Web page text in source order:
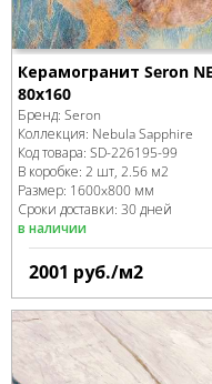
Керамогранит Seron
80x160
Бренд: Seron
Коллекция: Nebula Sapphire
Код товара: SD-226195-99
В коробке: 2 шт, 2.56 м2
Размер: 1600x800 мм
Сроки доставки: 30 дней
в наличии
2001 руб./м2